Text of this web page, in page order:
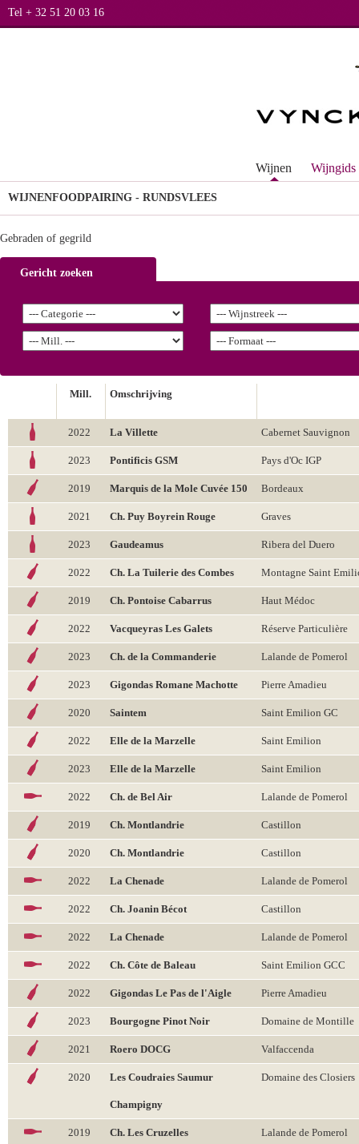
Tel + 32 51 20 03 16
Wijnen Wijngids
WIJNENFOODPAIRING - RUNDSVLEES
Gebraden of gegrild
Gericht zoeken
Mill. Omschrijving
2022 La Villette Cabernet Sauvignon
2023 Pontificis GSM Pays d'Oc IGP
2019 Marquis de la Mole Cuvée 150 Bordeaux
2021 Ch. Puy Boyrein Rouge Graves
2023 Gaudeamus Ribera del Duero
2022 Ch. La Tuilerie des Combes Montagne Saint
2019 Ch. Pontoise Cabarrus Haut Médoc
2022 Vacqueyras Les Galets Réserve Particulière
2023 Ch. de la Commanderie Lalande de Pomerol
2023 Gigondas Romane Machotte Pierre Amadieu
2020 Saintem Saint Emilion GC
2022 Elle de la Marzelle Saint Emilion
2023 Elle de la Marzelle Saint Emilion
2022 Ch. de Bel Air Lalande de Pomerol
2019 Ch. Montlandrie Castillon
2020 Ch. Montlandrie Castillon
2022 La Chenade Lalande de Pomerol
2022 Ch. Joanin Bécot Castillon
2022 La Chenade Lalande de Pomerol
2022 Ch. Côte de Baleau Saint Emilion GCC
2022 Gigondas Le Pas de l'Aigle Pierre Amadieu
2023 Bourgogne Pinot Noir Domaine de Montille
2021 Roero DOCG Valfaccenda
2020 Les Coudraies Saumur
Champigny
Domaine des Closiers
2019 Ch. Les Cruzelles Lalande de Pomerol